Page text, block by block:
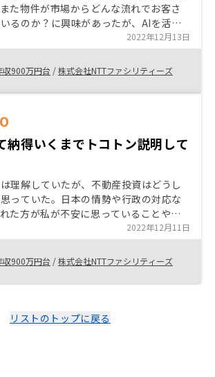
た物件が市場からどんな流れでお客さ
るのか？に興味があったが、AIを活用
システム構築がされておりコストを最大
はないかと感じられた。
2022年12月13日
収900万円台 /株式会社NTTファシリティーズ
納得いくまでトコトン説明して
理解していたが、不動産投資はどうし
っていた。日本の情勢や行政の対応な
た方が私が不安に思っていることや質
な回答を頂くことができたので信頼する
2022年12月11日
収900万円台 /株式会社NTTファシリティーズ
リストのトップに戻る